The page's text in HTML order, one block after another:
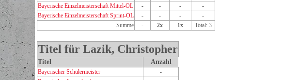
Bayerische Einzelmeisterschaft Mittel-OL
- - -
-
Bayerische Einzelmeisterschaft Sprint-OL
- - -
-
Summe
- 2x 1x Total: 3
Titel für Lazik, Christopher
Titel Anzahl
Bayerischer Schülermeister
-